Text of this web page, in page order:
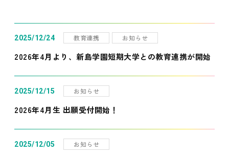
2025/12/24 教育連携 お知らせ
2026年4月より、新島学園短期大学との教育連携が開始
2025/12/15 お知らせ
2026年4月生 出願受付開始！
2025/12/05 お知らせ